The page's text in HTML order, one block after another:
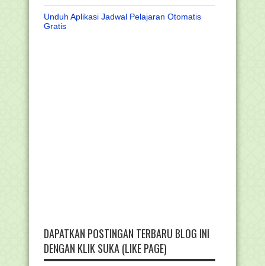
Unduh Aplikasi Jadwal Pelajaran Otomatis
Gratis
DAPATKAN POSTINGAN TERBARU BLOG INI
DENGAN KLIK SUKA (LIKE PAGE)